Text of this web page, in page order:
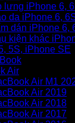
lưng iPhone 6,
da iPhone 6,
dán iPhone 6,
kiện khác
5S, iPhone SE
Air
Air M1
Air 2019
Air 2018
Air 2017